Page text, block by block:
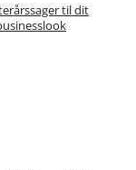
til dit